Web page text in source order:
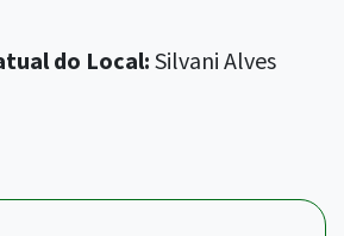
do Local: Silvani Alves